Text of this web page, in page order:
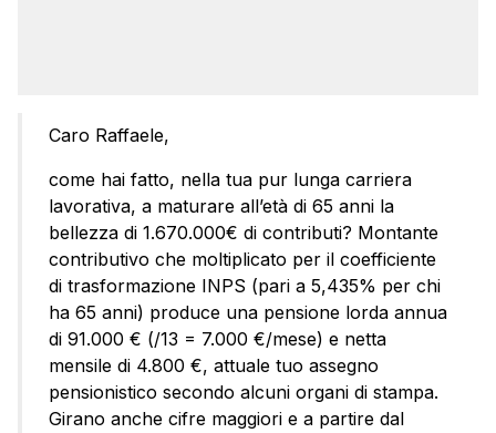
Caro Raffaele,
come hai fatto, nella tua pur lunga carriera
lavorativa, a maturare all’età di 65 anni la
bellezza di 1.670.000€ di contributi? Montante
contributivo che moltiplicato per il coefficiente
di trasformazione INPS (pari a 5,435% per chi
ha 65 anni) produce una pensione lorda annua
di 91.000 € (/13 = 7.000 €/mese) e netta
mensile di 4.800 €, attuale tuo assegno
pensionistico secondo alcuni organi di stampa.
Girano anche cifre maggiori e a partire dal